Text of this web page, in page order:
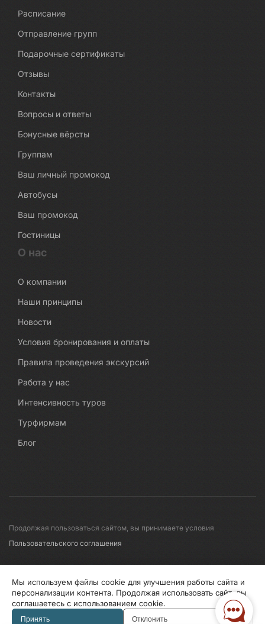
Расписание
Отправление групп
Подарочные сертификаты
Отзывы
Контакты
Вопросы и ответы
Бонусные вёрсты
Группам
Ваш личный промокод
Автобусы
Ваш промокод
Гостиницы
О нас
О компании
Наши принципы
Новости
Условия бронирования и оплаты
Правила проведения экскурсий
Работа у нас
Интенсивность туров
Турфирмам
Блог
Продолжая пользоваться сайтом, вы принимаете условия
Пользовательского соглашения
© 2008-2026 Первые линии
Информация по исп. cookies Правила обработки перс.данных
Мы используем файлы cookie для улучшения работы сайта и
персонализации контента. Продолжая использовать сайт, вы
соглашаетесь с использованием cookie.
Принять Отклонить